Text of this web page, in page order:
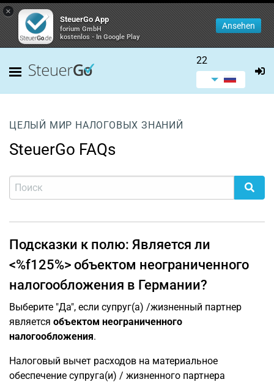
×
SteuerGo App
forium GmbH
kostenlos - In Google Play
Ansehen
22
ЦЕЛЫЙ МИР НАЛОГОВЫХ ЗНАНИЙ
SteuerGo FAQs
Подсказки к полю: Является ли
<%f125%> объектом неограниченного
налогообложения в Германии?
Выберите "Да", если супруг(а) /жизненный партнер
является объектом неограниченного
налогообложения.
Налоговый вычет расходов на материальное
обеспечение супруга(и) / жизненного партнера